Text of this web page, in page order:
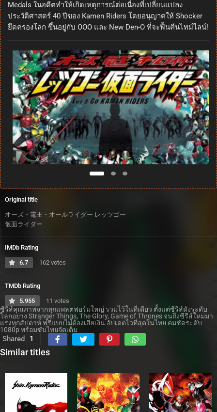
Medals ในอดีตทำให้เกิดเหตุการณ์ต่อเนื่องที่เปลี่ยนแปลง
ประวัติศาสตร์ 40 ปีของ Kamen Riders โดยอนุญาตให้ Shocker
ยึดครองโลก ขึ้นอยู่กับ OOO และ New Den-O ที่จะฟื้นคืนไทม์ไลน์!
Original title
オーズ・電王・オールライダー レッツゴー
仮面ライダー
IMDb Rating
6.7 162 votes
TMDb Rating
5.955 11 votes
ซีรีส์คุณภาพจากทุกแพลตฟอร์มใหญ่ รวมไว้ในที่เดียว ตั้งแต่ซีรีส์ดังระดับ
โลกอย่าง Stranger Things, The Glory, Game of Thrones จนถึงซีรีส์ใหม่มา
แรงทุกสัปดาห์ ฟรีแบบไม่ต้องเสียเงิน อัปเดตไวที่สุดในไทย คมชัดระดับ
1080p พร้อมซับไทยจัดเต็ม
Shared 1
Similar titles